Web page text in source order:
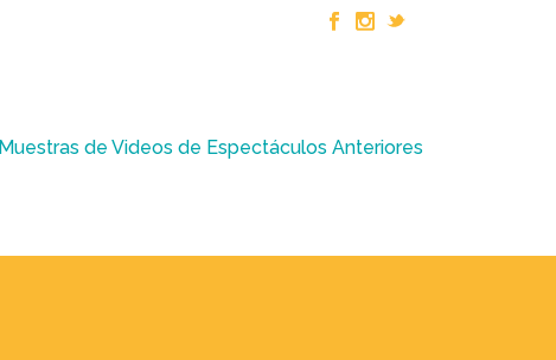
Muestras de Videos de Espectáculos Anteriores